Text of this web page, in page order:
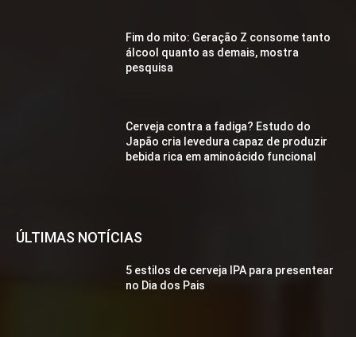
Fim do mito: Geração Z consome tanto
álcool quanto as demais, mostra
pesquisa
Cerveja contra a fadiga? Estudo do
Japão cria levedura capaz de produzir
bebida rica em aminoácido funcional
ÚLTIMAS NOTÍCIAS
5 estilos de cerveja IPA para presentear
no Dia dos Pais